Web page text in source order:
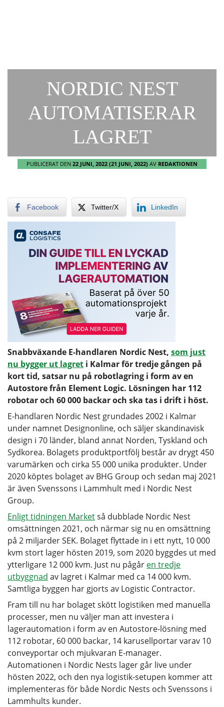
NORDIC NEST
AUTOMATISERAR
LAGRET
PUBLICERAT DEN 22 JUNI, 2022 (21 JUNI, 2022) AV REDAKTIONEN
Facebook Twitter/X LinkedIn
Snabbväxande E-handlaren Nordic Nest, som just
nu bygger ut lagret i Kalmar för tredje gången på
kort tid, satsar nu på robotlagring i form av en
Autostore från Element Logic. Lösningen har 112
robotar och 60 000 backar och ska tas i drift i höst.
E-handlaren Nordic Nest grundades 2002 i Kalmar
under namnet Designonline, och säljer skandinavisk
design i 70 länder, bland annat Norden, Tyskland och
Sydkorea. Bolagets produktportfölj består av drygt 450
varumärken och cirka 55 000 unika produkter. Under
2020 köptes bolaget av BHG Group och sedan maj 2021
är även Svenssons i Lammhult med i Nordic Nest
Group.
Enligt tidningen Marketså dubblade Nordic Nest
omsättningen 2021, och närmar sig nu en omsättning
på 2 miljarder SEK. Bolaget flyttade in i ett nytt, 10 000
kvm stort lager hösten 2019, som 2020 byggdes ut med
ytterligare 12 000 kvm. Just nu pågår en tredje
utbyggnad av lagret i Kalmar med ca 14 000 kvm.
Samtliga byggen har gjorts av Logistic Contractor.
Fram till nu har bolaget skött logistiken med manuella
processer, men nu väljer man att investera i
lagerautomation i form av en Autostore-lösning med
112 robotar, 60 000 backar, 14 karusellportar varav 10
conveyportar och mjukvaran E-manager.
Automationen i Nordic Nests lager går live under
hösten 2022, och den nya logistik-setupen kommer att
implementeras för både Nordic Nests och Svenssons i
Lammhults kunder.